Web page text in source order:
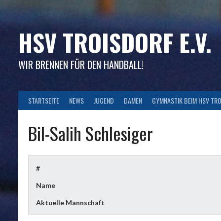
HSV TROISDORF E.V.
WIR BRENNEN FÜR DEN HANDBALL!
STARTSEITE NEWS JUGEND DAMEN GYMNASTIK BEIM HSV
Bil-Salih Schlesiger
#
Name
Aktuelle Mannschaft